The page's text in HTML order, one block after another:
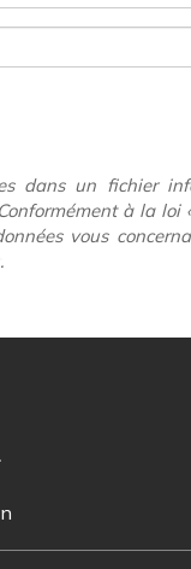
dans un fichier
à la loi
vous
.